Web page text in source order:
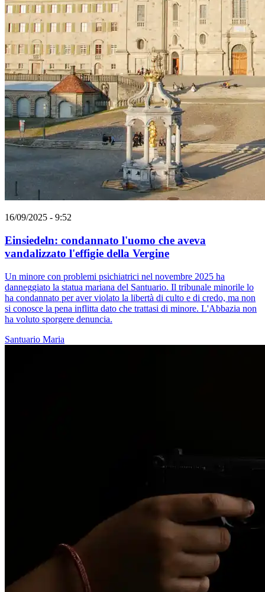
16/09/2025 - 9:52
Einsiedeln: condannato l'uomo che aveva
vandalizzato l'effigie della Vergine
Un minore con problemi psichiatrici nel novembre 2025 ha
danneggiato la statua mariana del Santuario. Il tribunale minorile lo
ha condannato per aver violato la libertà di culto e di credo, ma non
si conosce la pena inflitta dato che trattasi di minore. L'Abbazia non
ha voluto sporgere denuncia.
Santuario Maria